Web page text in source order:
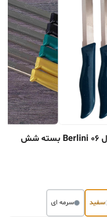
چاقو آشپزخانه فاردینوکس مدل Berlini 06 بسته شش
سفید سرمه ای